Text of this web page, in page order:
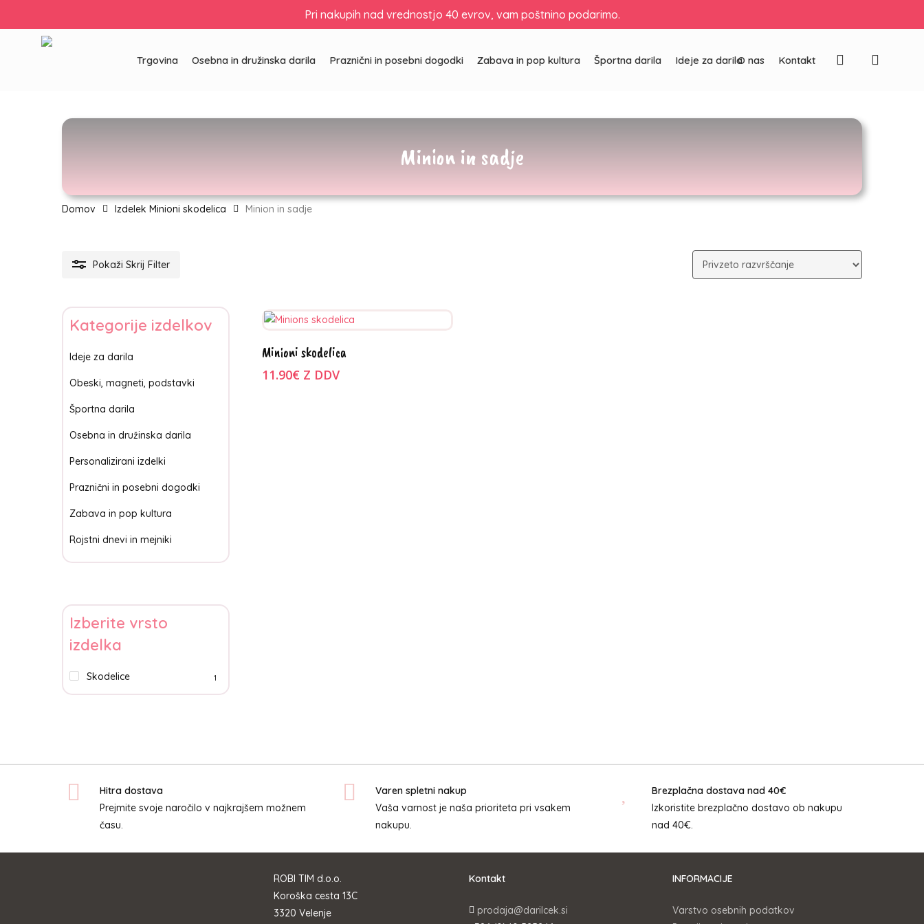
Pri nakupih nad vrednostjo 40 evrov, vam poštnino podarimo.
Trgovina Osebna in družinska darila Praznični in posebni dogodki Zabava in pop kultura Športna darila Ideje za darilaO nas Kontakt
Košarica Zapri
Minion in sadje
Domov Izdelek Minioni skodelica Minion in sadje
Pokaži Skrij Filter
Kategorije izdelkov
Ideje za darila
Obeski, magneti, podstavki
Športna darila
Osebna in družinska darila
Personalizirani izdelki
Praznični in posebni dogodki
Zabava in pop kultura
Rojstni dnevi in mejniki
Izberite vrsto
izdelka
Skodelice 1
Izberite možnosti
izdelek
ima
Minioni skodelica
11.90€ Z DDV
Hitra dostava
Prejmite svoje naročilo v najkrajšem možnem
času.
Varen spletni nakup
Vaša varnost je naša prioriteta pri vsakem
nakupu.
Brezplačna dostava nad 40€
Izkoristite brezplačno dostavo ob nakupu
nad 40€.
ROBI TIM d.o.o.
Koroška cesta 13C
3320 Velenje
Kontakt
prodaja@darilcek.si
INFORMACIJE
Varstvo osebnih podatkov